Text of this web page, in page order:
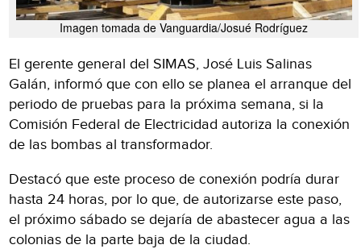
Imagen tomada de Vanguardia/Josué Rodríguez
El gerente general del SIMAS, José Luis Salinas
Galán, informó que con ello se planea el arranque del
periodo de pruebas para la próxima semana, si la
Comisión Federal de Electricidad autoriza la conexión
de las bombas al transformador.
Destacó que este proceso de conexión podría durar
hasta 24 horas, por lo que, de autorizarse este paso,
el próximo sábado se dejaría de abastecer agua a las
colonias de la parte baja de la ciudad.